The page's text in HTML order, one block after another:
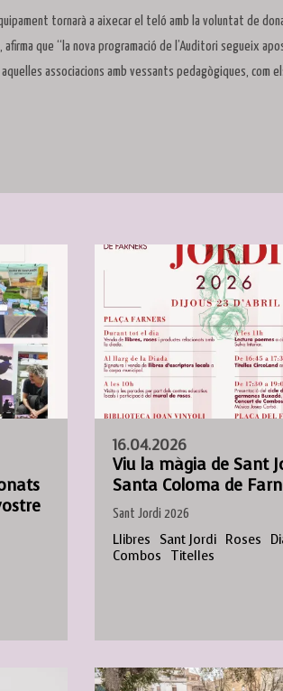
tornarà a aixecar el teló amb la voluntat de
que “la nova programació de l’Auditori segueix
associacions amb vessants pedagògiques, com
16.04.2026
Viu la màgia de Sant
Santa Coloma de
Sant Jordi 2026
Llibres Sant Jordi Roses
Combos
Titelles